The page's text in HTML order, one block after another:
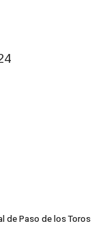
de Paso de los Toros